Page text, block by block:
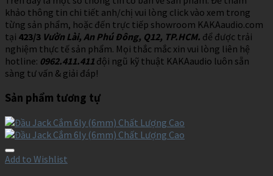
khảo thông tin chi tiết anh/chị vui lòng click vào xem trong
từng sản phẩm, hoặc đến trực tiếp showroom KAKAaudio.com
tại 423/3 Vườn Lài, An Phú Đông, Q12, TP.HCM. để được trải
nghiệm thực tế sản phẩm. Mọi thắc mắc xin vui lòng liên hệ
hotline: 0962.411.411 đội ngũ kỹ thuật KAKAaudio luôn sẵn
sàng tư vấn & giải đáp!
Sản phẩm tương tự
Add to Wishlist